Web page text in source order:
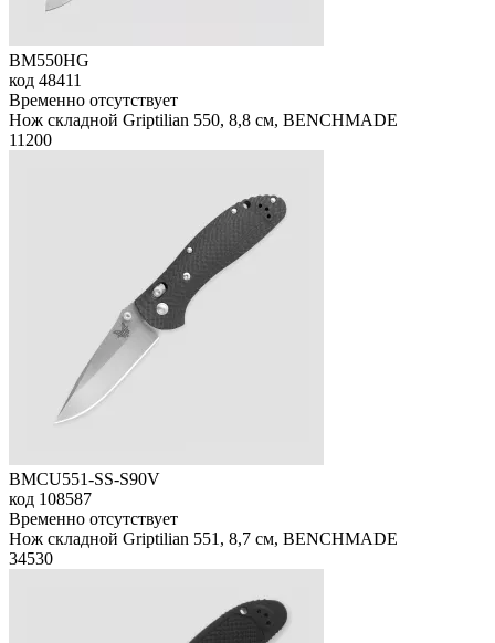
BM550HG
код 48411
Временно отсутствует
Нож складной Griptilian 550, 8,8 см, BENCHMADE
11 200
BMCU551-SS-S90V
код 108587
Временно отсутствует
Нож складной Griptilian 551, 8,7 см, BENCHMADE
34530